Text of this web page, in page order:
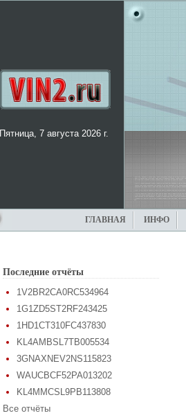
Пятница, 7 августа 2026 г.
ГЛАВНАЯ ИНФО
Последние отчёты
1V2BR2CA0RC534964
1G1ZD5ST2RF243425
1HD1CT310FC437830
KL4AMBSL7TB005534
3GNAXNEV2NS115823
WAUCBCF52PA013202
KL4MMCSL9PB113808
Все отчёты